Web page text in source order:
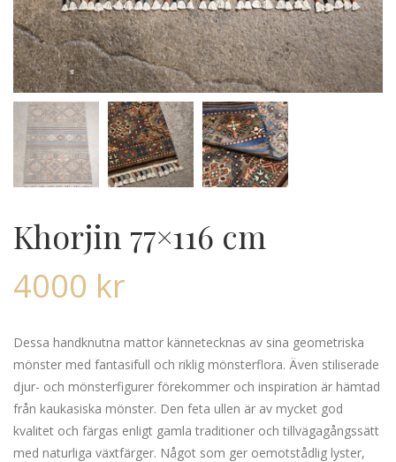
Khorjin 77×116 cm
4000 kr
Dessa handknutna mattor kännetecknas av sina geometriska
mönster med fantasifull och riklig mönsterflora. Även stiliserade
djur- och mönsterfigurer förekommer och inspiration är hämtad
från kaukasiska mönster. Den feta ullen är av mycket god
kvalitet och färgas enligt gamla traditioner och tillvägagångssätt
med naturliga växtfärger. Något som ger oemotstådlig lyster,